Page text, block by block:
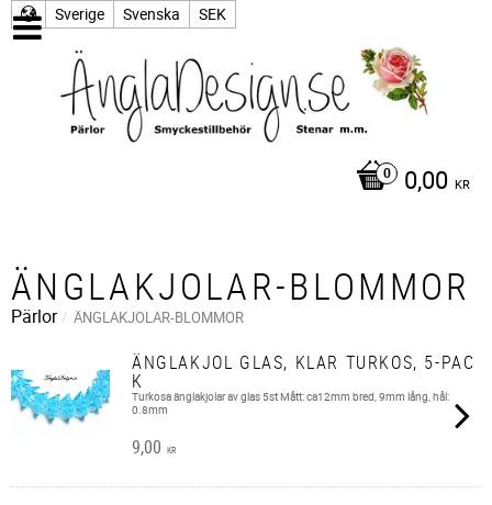
Sverige Svenska SEK
0,00 KR
ÄNGLAKJOLAR-BLOMMOR
Pärlor ÄNGLAKJOLAR-BLOMMOR
ÄNGLAKJOL GLAS, KLAR TURKOS, 5-PAC
K
Turkosa änglakjolar av glas 5st Mått: ca12mm bred, 9mm lång, hål:
0.8mm
9,00 KR